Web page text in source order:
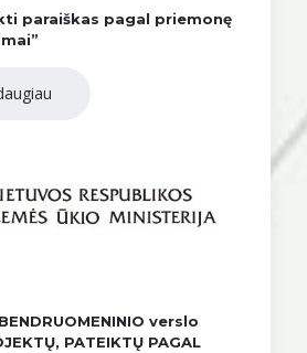
paraiškas pagal priemonę
verslo
PATEIKTŲ PAGAL